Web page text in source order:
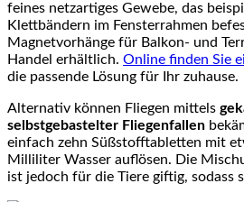
feines netzartiges Gewebe, das
Klettbändern im Fensterrahmen
Magnetvorhänge für Balkon- und
Handel erhältlich. Online finden Sie
die passende Lösung für Ihr zuhause.
Alternativ können Fliegen mittels
selbstgebastelter Fliegenfallen
einfach zehn Süßstofftabletten mit
Milliliter Wasser auflösen. Die
ist jedoch für die Tiere giftig, sodass